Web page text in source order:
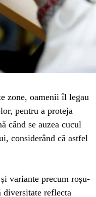
zone, oamenii îl legau
pentru a proteja
când se auzea cucul
considerând că astfel
variante precum roșu-
diversitate reflecta